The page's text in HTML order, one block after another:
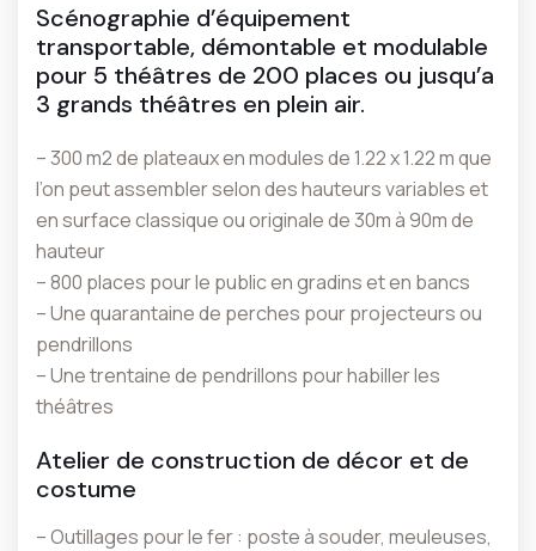
Scénographie d’équipement
transportable, démontable et modulable
pour 5 théâtres de 200 places ou jusqu’a
3 grands théâtres en plein air.
– 300 m2 de plateaux en modules de 1.22 x 1.22 m que
l’on peut assembler selon des hauteurs variables et
en surface classique ou originale de 30m à 90m de
hauteur
– 800 places pour le public en gradins et en bancs
– Une quarantaine de perches pour projecteurs ou
pendrillons
– Une trentaine de pendrillons pour habiller les
théâtres
Atelier de construction de décor et de
costume
– Outillages pour le fer : poste à souder, meuleuses,